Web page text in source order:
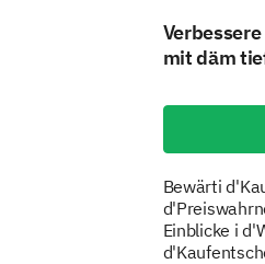
mit däm
Bewärti
Einblicke i